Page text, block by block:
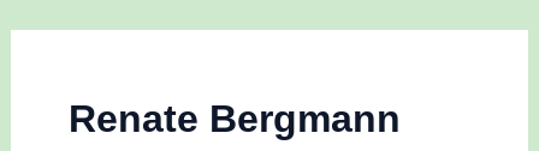
Renate Bergmann